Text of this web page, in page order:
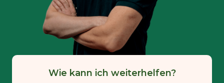
Wie kann ich weiterhelfen?